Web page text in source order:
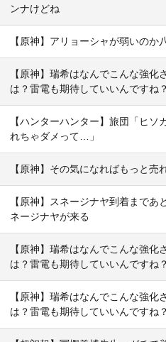
ンナけどね
【原神】アリョーシャが弱いのか
【原神】瑞希はなんでこんな強
は？雷電も期待していいんですね？
【ハンターハンター】旅団「ヒソ
れちゃダメって…」
【原神】その気になればもっと売
【原神】スネージナヤ到着まで
ネージナヤが来る
【原神】瑞希はなんでこんな強
は？雷電も期待していいんですね？
【原神】瑞希はなんでこんな強
は？雷電も期待していいんですね？